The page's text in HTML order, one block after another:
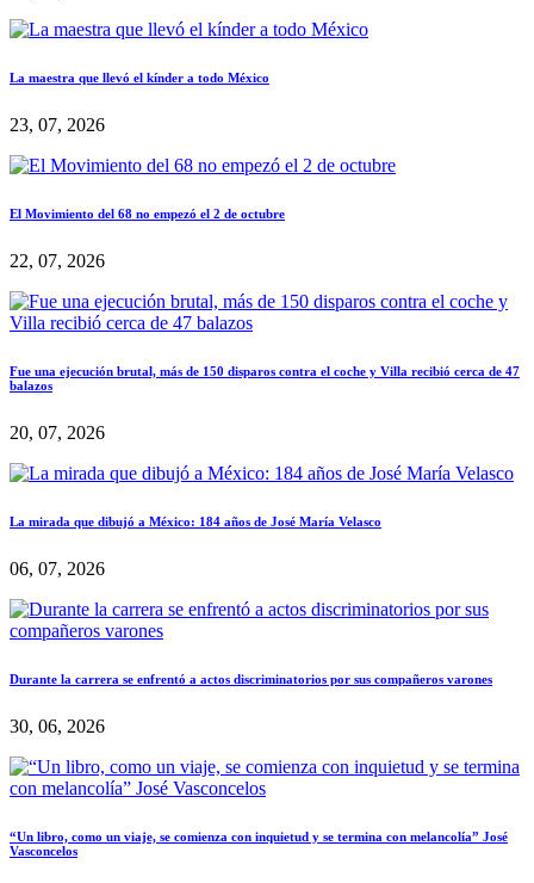
La maestra que llevó el kínder a todo México
23, 07, 2026
El Movimiento del 68 no empezó el 2 de octubre
22, 07, 2026
Fue una ejecución brutal, más de 150 disparos contra el coche y Villa recibió cerca de 47
balazos
20, 07, 2026
La mirada que dibujó a México: 184 años de José María Velasco
06, 07, 2026
Durante la carrera se enfrentó a actos discriminatorios por sus compañeros varones
30, 06, 2026
“Un libro, como un viaje, se comienza con inquietud y se termina con melancolía” José
Vasconcelos